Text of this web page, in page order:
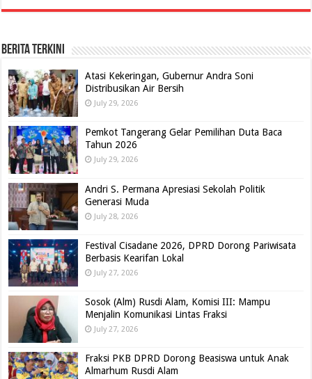
BERITA TERKINI
Atasi Kekeringan, Gubernur Andra Soni
Distribusikan Air Bersih
July 29, 2026
Pemkot Tangerang Gelar Pemilihan Duta Baca
Tahun 2026
July 29, 2026
Andri S. Permana Apresiasi Sekolah Politik
Generasi Muda
July 28, 2026
Festival Cisadane 2026, DPRD Dorong Pariwisata
Berbasis Kearifan Lokal
July 27, 2026
Sosok (Alm) Rusdi Alam, Komisi III: Mampu
Menjalin Komunikasi Lintas Fraksi
July 27, 2026
Fraksi PKB DPRD Dorong Beasiswa untuk Anak
Almarhum Rusdi Alam